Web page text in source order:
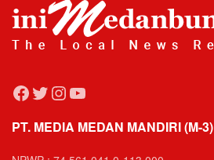
Facebook
Twitter
Instagram
YouTube
PT. MEDIA MEDAN MANDIRI (M-3)